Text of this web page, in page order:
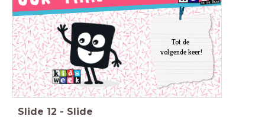
Tot de
volgende keer!
Slide 12 - Slide